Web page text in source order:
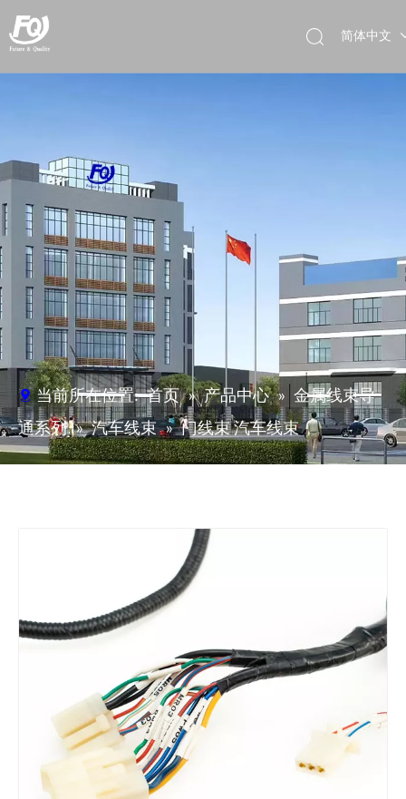
简体中文
当前所在位置: 首页 » 产品中心 » 金属线束导
通系列 » 汽车线束 » 门线束 汽车线束